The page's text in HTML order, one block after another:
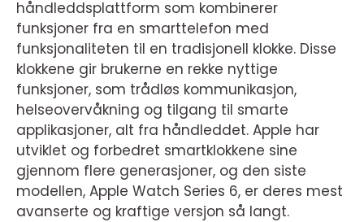
håndleddsplattform som kombinerer
funksjoner fra en smarttelefon med
funksjonaliteten til en tradisjonell klokke. Disse
klokkene gir brukerne en rekke nyttige
funksjoner, som trådløs kommunikasjon,
helseovervåkning og tilgang til smarte
applikasjoner, alt fra håndleddet. Apple har
utviklet og forbedret smartklokkene sine
gjennom flere generasjoner, og den siste
modellen, Apple Watch Series 6, er deres mest
avanserte og kraftige versjon så langt.